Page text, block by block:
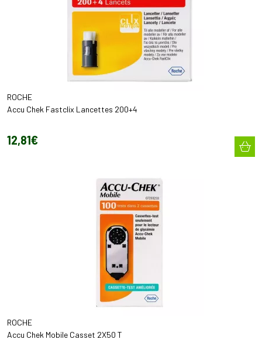
ROCHE
Accu Chek Fastclix Lancettes 200+4
12,81€
ROCHE
Accu Chek Mobile Casset 2X50 T